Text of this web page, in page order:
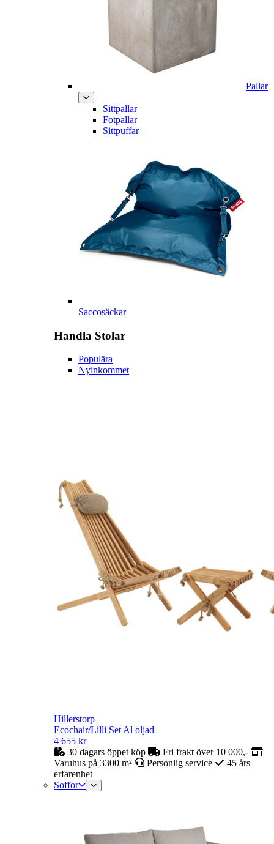
Pallar
Sittpallar
Fotpallar
Sittpuffar
Saccosäckar
Handla Stolar
Populära
Nyinkommet
Hillerstorp
Ecochair/Lilli Set Al oljad
4 655 kr
30 dagars öppet köp
Fri frakt över 10 000,-
Varuhus på 3300 m²
Personlig service
45 års
erfarenhet
Soffor